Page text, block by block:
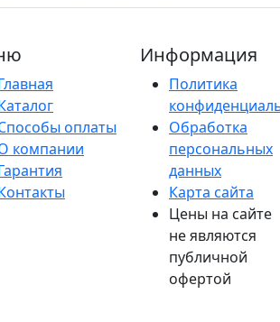
оплаты
компании
Информация
Политика
Обработка
персональных
данных
Карта сайта
Цены на сайте
не являются
публичной
офертой